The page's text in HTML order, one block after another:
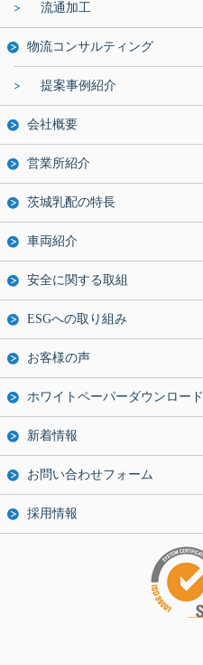
流通加工
物流コンサルティング
提案事例紹介
会社概要
営業所紹介
茨城乳配の特長
車両紹介
安全に関する取組
ESGへの取り組み
お客様の声
ホワイトペーパーダウンロード
新着情報
お問い合わせフォーム
採用情報